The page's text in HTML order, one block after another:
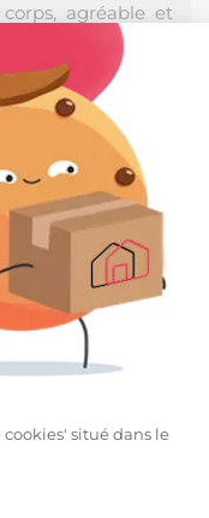
situé dans le
agréable et
dans
double gaze de
Une matière qui
au fil des lavages.
g/m2. Hauteur
TEX.
avec couleurs
gamme de linge
pour tout !
ensembles avec
Motif" ultra
tous plus
à motifs.